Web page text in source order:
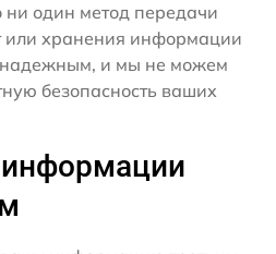
один метод передачи
или хранения информации
надежным, и мы не можем
безопасность ваших